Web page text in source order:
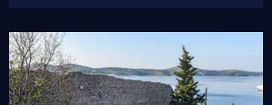
Šibeniku. Projekt je